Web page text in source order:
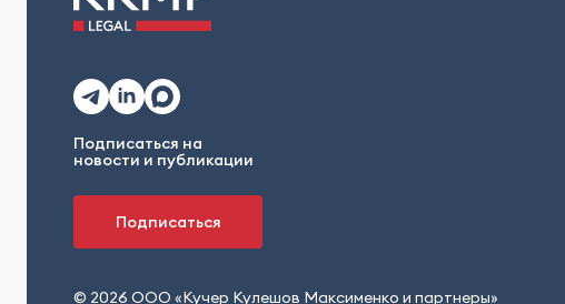
Подписаться на
новости и публикации
Подписаться
© 2026 ООО «Кучер Кулешов Максименко и партнеры»